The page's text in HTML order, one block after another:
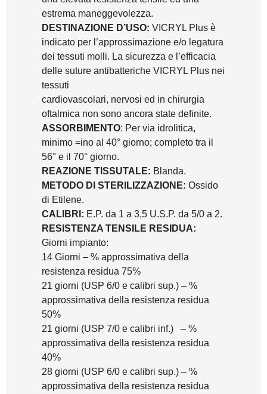
estrema maneggevolezza.
DESTINAZIONE D’USO: VICRYL Plus è
indicato per l’approssimazione e/o legatura
dei tessuti molli. La sicurezza e l’efficacia
delle suture antibatteriche VICRYL Plus nei
tessuti
cardiovascolari, nervosi ed in chirurgia
oftalmica non sono ancora state definite.
ASSORBIMENTO: Per via idrolitica,
minimo =ino al 40° giorno; completo tra il
56° e il 70° giorno.
REAZIONE TISSUTALE: Blanda.
METODO DI STERILIZZAZIONE: Ossido
di Etilene.
CALIBRI: E.P. da 1 a 3,5 U.S.P. da 5/0 a 2.
RESISTENZA TENSILE RESIDUA:
Giorni impianto:
14 Giorni – % approssimativa della
resistenza residua 75%
21 giorni (USP 6/0 e calibri sup.) – %
approssimativa della resistenza residua
50%
21 giorni (USP 7/0 e calibri inf.) – %
approssimativa della resistenza residua
40%
28 giorni (USP 6/0 e calibri sup.) – %
approssimativa della resistenza residua